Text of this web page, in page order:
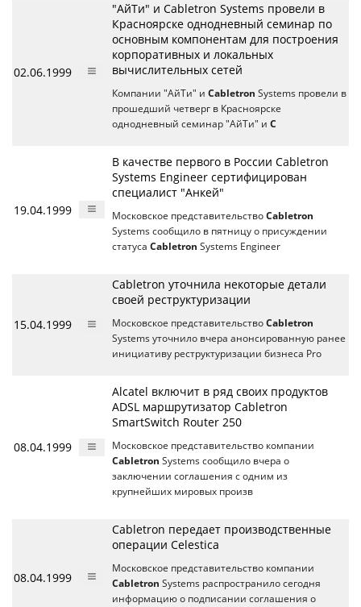
02.06.1999
"АйТи" и Cabletron Systems провели в
Красноярске однодневный семинар по
основным компонентам для построения
корпоративных и локальных
вычислительных сетей
Компании "АйТи" и Cabletron Systems провели в
прошедший четверг в Красноярске
однодневный семинар "АйТи" и C
19.04.1999
В качестве первого в России Cabletron
Systems Engineer сертифицирован
специалист "Анкей"
Московское представительство Cabletron
Systems сообщило в пятницу о присуждении
статуса Cabletron Systems Engineer
15.04.1999
Cabletron уточнила некоторые детали
своей реструктуризации
Московское представительство Cabletron
Systems уточнило вчера анонсированную ранее
инициативу реструктуризации бизнеса Pro
08.04.1999
Alcatel включит в ряд своих продуктов
ADSL маршрутизатор Cabletron
SmartSwitch Router 250
Московское представительство компании
Cabletron Systems сообщило вчера о
заключении соглашения с одним из
крупнейших мировых произв
08.04.1999
Cabletron передает производственные
операции Celestica
Московское представительство компании
Cabletron Systems распространило сегодня
информацию о подписании соглашения о